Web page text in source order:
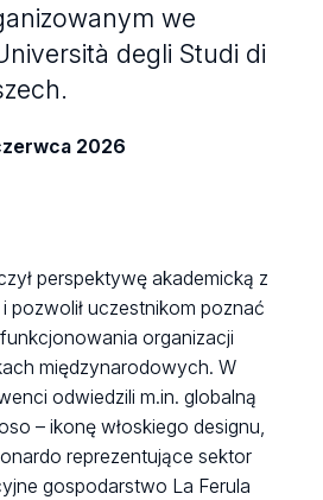
we
degli Studi di
2026
perspektywę akademicką z
pozwolił uczestnikom poznać
organizacji
międzynarodowych. W
odwiedzili m.in. globalną
– ikonę włoskiego designu,
reprezentujące sektor
gospodarstwo La Ferula